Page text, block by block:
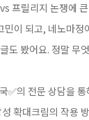
프릴리지​ 논쟁에
민이 되고, 네노마정
도 봤어요. 정말 무
✅의 전문 상담을
확대크림의 작용